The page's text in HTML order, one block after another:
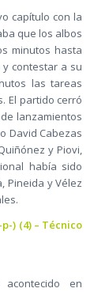
capítulo con la
que los albos
minutos hasta
contestar a su
las tareas
El partido cerró
lanzamientos
David Cabezas
y Piovi,
había sido
Pineida y Vélez
) (4) – Técnico
en